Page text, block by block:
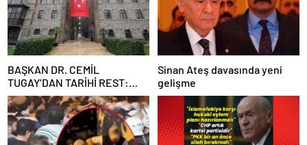
BAŞKAN DR. CEMİL
TUGAY’DAN TARİHİ REST:
“İZMİR’İN MALINA
ÇÖKTÜRMEM, HALKIN
HAKKINI KİMSEYE
YEDİRMEM!”
Sinan Ateş davasında yeni
gelişme